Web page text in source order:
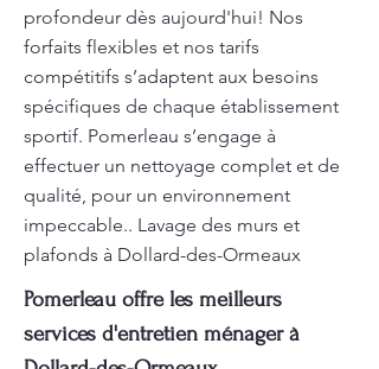
profondeur dès aujourd'hui! Nos
forfaits flexibles et nos tarifs
compétitifs s’adaptent aux besoins
spécifiques de chaque établissement
sportif. Pomerleau s’engage à
effectuer un nettoyage complet et de
qualité, pour un environnement
impeccable.. Lavage des murs et
plafonds à Dollard-des-Ormeaux
Pomerleau offre les meilleurs
services d'entretien ménager à